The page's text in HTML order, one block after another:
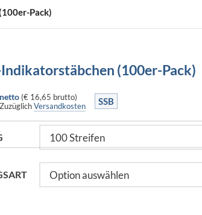
Pack)
(100er-Pack)
netto (€ 16,65 brutto)
ZuzüglichVersandkosten SSB